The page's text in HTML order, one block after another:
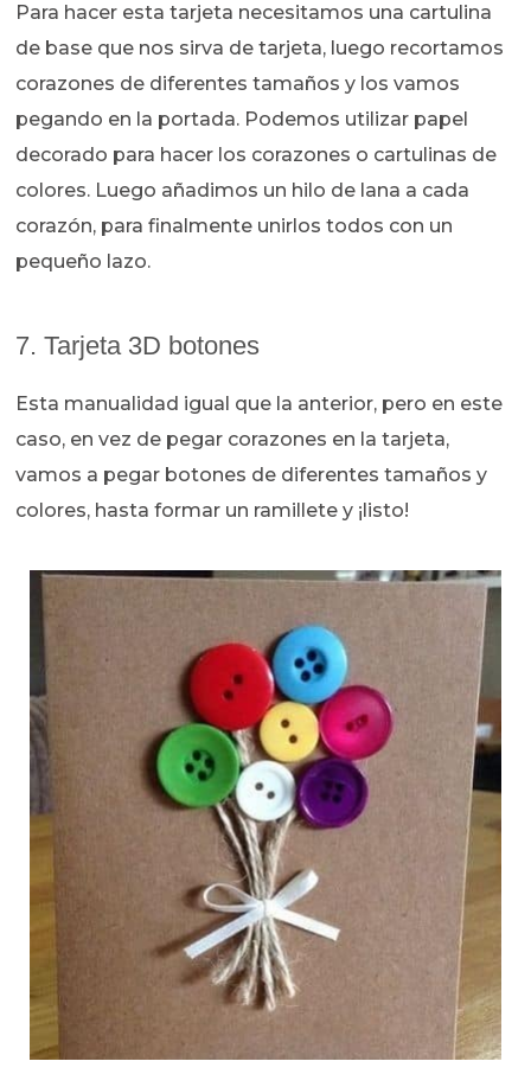
Para hacer esta tarjeta necesitamos una cartulina
de base que nos sirva de tarjeta, luego recortamos
corazones de diferentes tamaños y los vamos
pegando en la portada. Podemos utilizar papel
decorado para hacer los corazones o cartulinas de
colores. Luego añadimos un hilo de lana a cada
corazón, para finalmente unirlos todos con un
pequeño lazo.
7. Tarjeta 3D botones
Esta manualidad igual que la anterior, pero en este
caso, en vez de pegar corazones en la tarjeta,
vamos a pegar botones de diferentes tamaños y
colores, hasta formar un ramillete y ¡listo!